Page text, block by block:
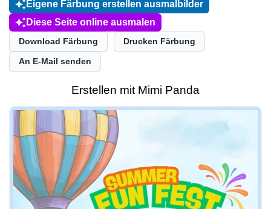
Eigene Färbung erstellen ausmalbilder
Diese Seite online ausmalen
Download Färbung Drucken Färbung
An E-Mail senden
Erstellen mit Mimi Panda